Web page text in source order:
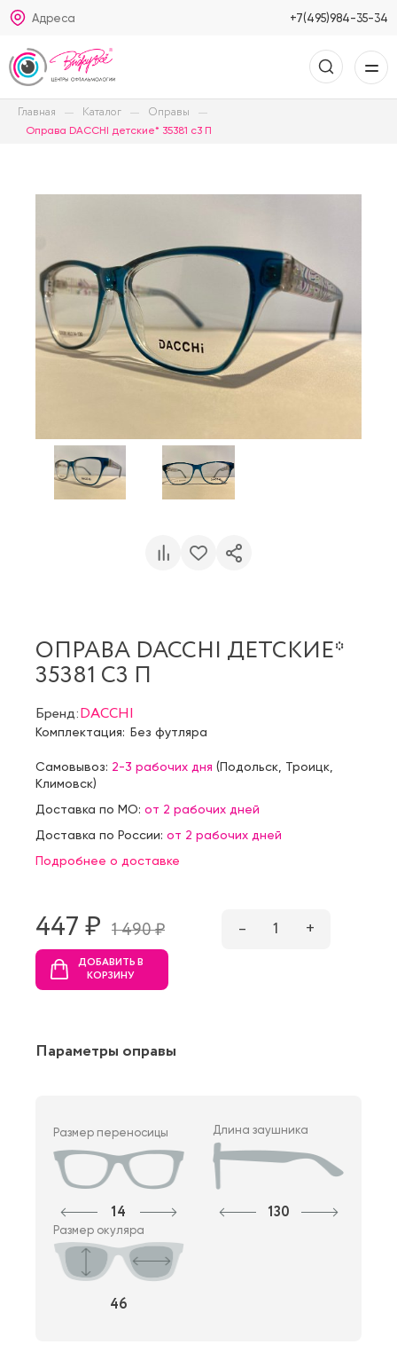
Адреса +7(495)984-35-34
Главная Каталог Оправы
Оправа DACCHI детские* 35381 c3 П
ОПРАВА DACCHI ДЕТСКИЕ*
35381 C3 П
Бренд:DACCHI
Комплектация: Без футляра
Самовывоз: 2-3 рабочих дня (Подольск Троицк
Климовск)
Доставка по МО: от 2 рабочих дней
Доставка по России: от 2 рабочих дней
Подробнее о доставке
447 ₷ 1 490 ₷ – 1 +
ДОБАВИТЬ В
КОРЗИНУ
Параметры оправы
Размер переносицы
14
Длина заушника
130
Размер окуляра
46